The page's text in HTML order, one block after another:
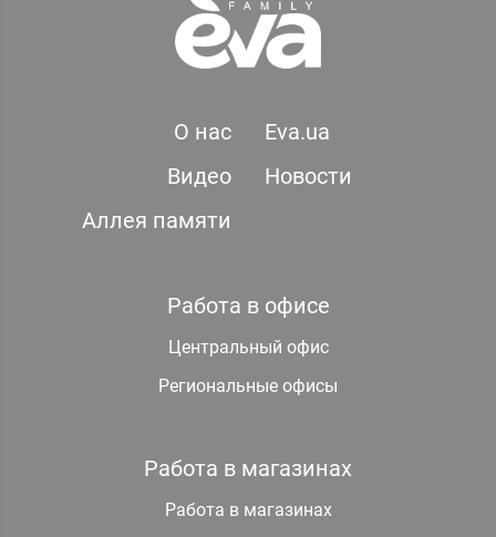
О нас
Eva.ua
Видео
Новости
Аллея памяти
Работа в офисе
Центральный офис
Региональные офисы
Работа в магазинах
Работа в магазинах